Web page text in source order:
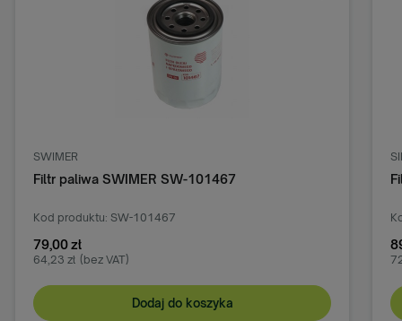
SWIMER
Filtr paliwa SWIMER SW-101467
Kod produktu: SW-101467
79,00 zł
64,23 zł (bez VAT)
Dodaj do koszyka